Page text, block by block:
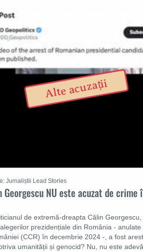
Georgescu NU este acuzat de
de extremă-dreapta Călin
prezidențiale din România -
(CCR) în decembrie 2024 -, a fost
umanității și genocid? Nu, nu este
Jurnaliștii Lead Stories
Alte acuzații